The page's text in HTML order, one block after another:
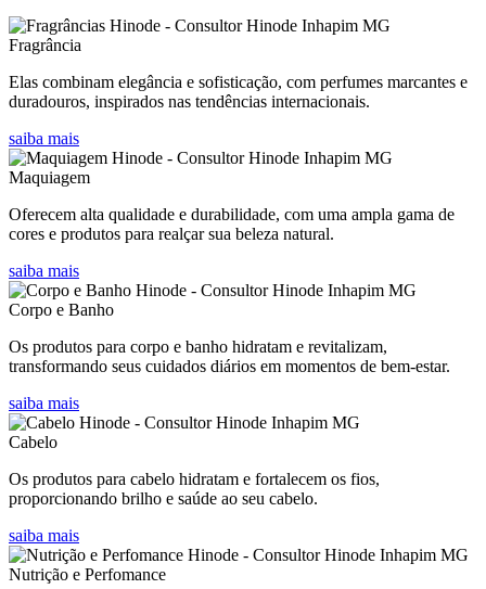
Fragrância
Elas combinam elegância e sofisticação, com perfumes marcantes e
duradouros, inspirados nas tendências internacionais.
saiba mais
Maquiagem
Oferecem alta qualidade e durabilidade, com uma ampla gama de
cores e produtos para realçar sua beleza natural.
saiba mais
Corpo e Banho
Os produtos para corpo e banho hidratam e revitalizam,
transformando seus cuidados diários em momentos de bem-estar.
saiba mais
Cabelo
Os produtos para cabelo hidratam e fortalecem os fios,
proporcionando brilho e saúde ao seu cabelo.
saiba mais
Nutrição e Perfomance